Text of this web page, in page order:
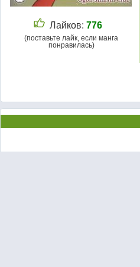
Лайков: 776
(поставьте лайк, если манга
понравилась)